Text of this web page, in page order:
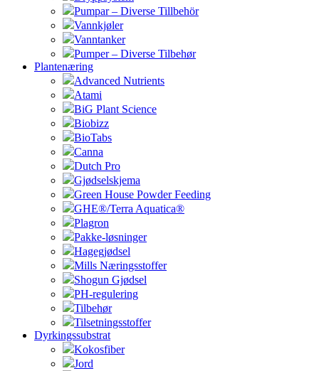
Pumpar – Diverse Tillbehör
Vannkjøler
Vanntanker
Pumper – Diverse Tilbehør
Plantenæring
Advanced Nutrients
Atami
BiG Plant Science
Biobizz
BioTabs
Canna
Dutch Pro
Gjødselskjema
Green House Powder Feeding
GHE®/Terra Aquatica®
Plagron
Pakke-løsninger
Hagegjødsel
Mills Næringsstoffer
Shogun Gjødsel
PH-regulering
Tilbehør
Tilsetningsstoffer
Dyrkingssubstrat
Kokosfiber
Jord